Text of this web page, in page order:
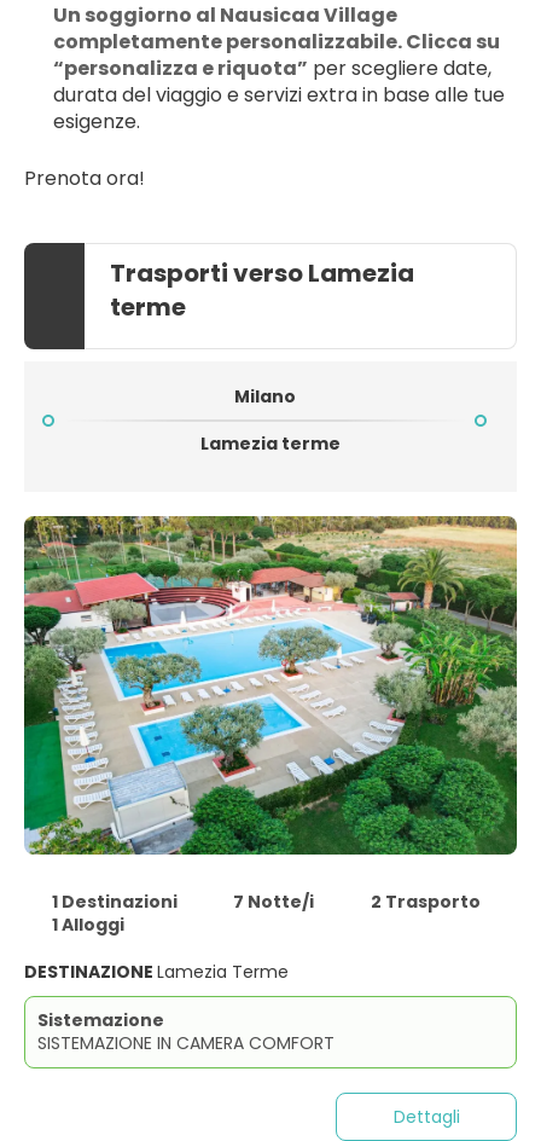
Un soggiorno al Nausicaa Village
completamente personalizzabile. Clicca su
“personalizza e riquota” per scegliere date,
durata del viaggio e servizi extra in base alle tue
esigenze.
Prenota ora!
Trasporti verso Lamezia
terme
Milano
Lamezia terme
1 Destinazioni 7 Notte/i
2 Trasporto
1 Alloggi
DESTINAZIONE Lamezia Terme
Sistemazione
SISTEMAZIONE IN CAMERA COMFORT
Dettagli